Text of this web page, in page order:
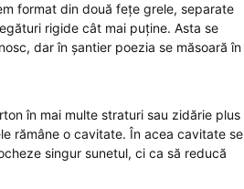
format din două fețe grele, separate
rigide cât mai puține. Asta se
dar în șantier poezia se măsoară în
în mai multe straturi sau zidărie plus
rămâne o cavitate. În acea cavitate se
singur sunetul, ci ca să reducă